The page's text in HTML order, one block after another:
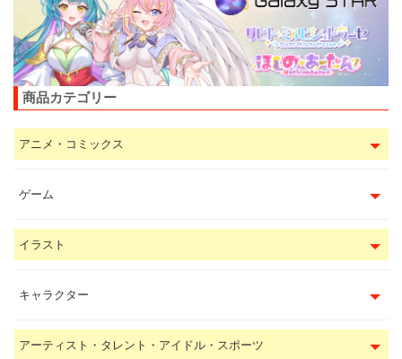
商品カテゴリー
アニメ・コミックス
ゲーム
イラスト
キャラクター
アーティスト・タレント・アイドル・スポーツ